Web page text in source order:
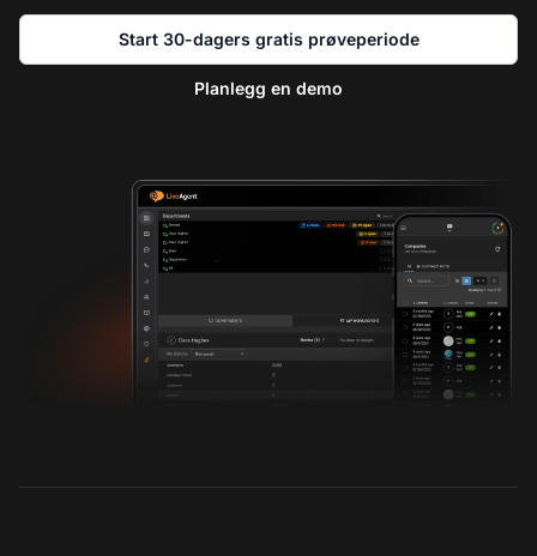
Start 30-dagers gratis prøveperiode
Planlegg en demo